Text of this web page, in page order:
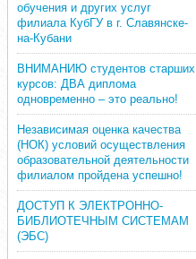
обучения и других услуг
филиала КубГУ в г. Славянске-
на-Кубани
ВНИМАНИЮ студентов старших
курсов: ДВА диплома
одновременно – это реально!
Независимая оценка качества
(НОК) условий осуществления
образовательной деятельности
филиалом пройдена успешно!
ДОСТУП К ЭЛЕКТРОННО-
БИБЛИОТЕЧНЫМ СИСТЕМАМ
(ЭБС)